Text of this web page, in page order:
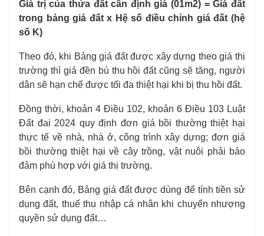
Giá trị của thửa đất cần định giá (01m2) = Giá đất
trong bảng giá đất x Hệ số điều chỉnh giá đất (hệ
số K)
Theo đó, khi Bảng giá đất được xây dựng theo giá thị
trường thì giá đền bù thu hồi đất cũng sẽ tăng, người
dân sẽ hạn chế được tối đa thiệt hại khi bị thu hồi đất.
Đồng thời, khoản 4 Điều 102, khoản 6 Điều 103 Luật
Đất đai 2024 quy định đơn giá bồi thường thiệt hại
thực tế về nhà, nhà ở, công trình xây dựng; đơn giá
bồi thường thiệt hại về cây trồng, vật nuôi phải bảo
đảm phù hợp với giá thị trường.
Bên cạnh đó, Bảng giá đất được dùng để tính tiền sử
dụng đất, thuế thu nhập cá nhân khi chuyển nhượng
quyền sử dụng đất…